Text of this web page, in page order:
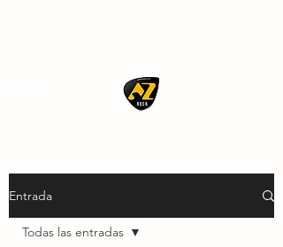
Entrada
Todas las entradas